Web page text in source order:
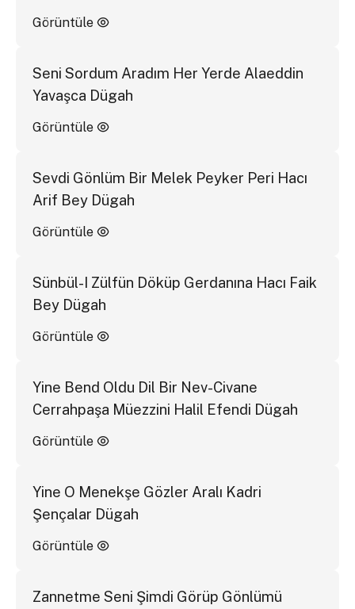
Görüntüle
Seni Sordum Aradım Her Yerde Alaeddin
Yavaşca Dügah
Görüntüle
Sevdi Gönlüm Bir Melek Peyker Peri Hacı
Arif Bey Dügah
Görüntüle
Sünbül-I Zülfün Döküp Gerdanına Hacı Faik
Bey Dügah
Görüntüle
Yine Bend Oldu Dil Bir Nev-Civane
Cerrahpaşa Müezzini Halil Efendi Dügah
Görüntüle
Yine O Menekşe Gözler Aralı Kadri
Şençalar Dügah
Görüntüle
Zannetme Seni Şimdi Görüp Gönlümü